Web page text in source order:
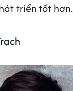
triển tốt hơn.